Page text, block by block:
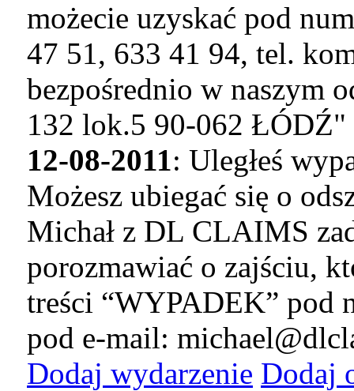
możecie uzyskać pod
47 51, 633 41 94, tel.
bezpośrednio w naszym
132 lok.5 90-062 ŁÓDŹ"
12-08-2011: Uległeś
Możesz ubiegać się o
Michał z DL CLAIMS
porozmawiać o zajściu,
treści “WYPADEK” pod
pod e-mail:
Dodaj wydarzenie Dodaj